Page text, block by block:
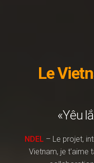
Le
«Yêu
NDEL – Le projet,
Vietnam, je t'aime